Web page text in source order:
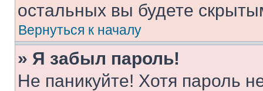
остальных вы будете
Вернуться к началу
» Я забыл пароль!
Не паникуйте! Хотя пароль